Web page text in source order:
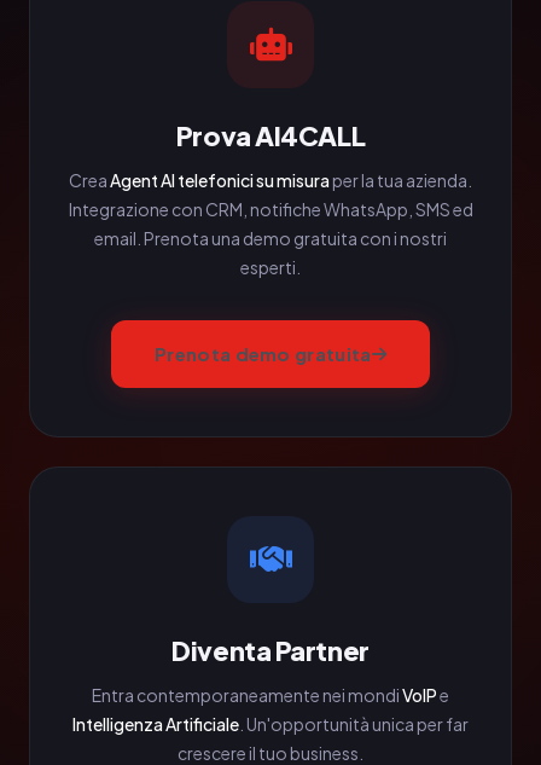
Prova AI4CALL
CreaAgent AI telefonici su misura per la tua azienda.
Integrazione con CRM, notifiche WhatsApp, SMS ed
email. Prenota una demo gratuita con i nostri
esperti.
Prenota demo gratuita
Diventa Partner
Entra contemporaneamente nei mondiVoIPe
Intelligenza Artificiale . Un'opportunità unica per far
crescere il tuo business.